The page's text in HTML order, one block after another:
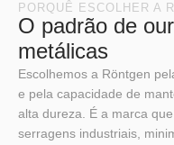
PORQUÊ ESCOLHER A
O padrão de
metálicas
Escolhemos a Röntgen
e pela capacidade de
alta dureza. É a marca
serragens industriais,